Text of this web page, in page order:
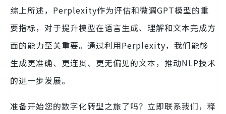
综上所述，Perplexity作为评估和微调GPT模型的重
要指标，对于提升模型在语言生成、理解和文本完成方
面的能力至关重要。通过利用Perplexity，我们能够
生成更准确、更连贯、更无偏见的文本，推动NLP技术
的进一步发展。
准备开始您的数字化转型之旅了吗？立即联系我们，释